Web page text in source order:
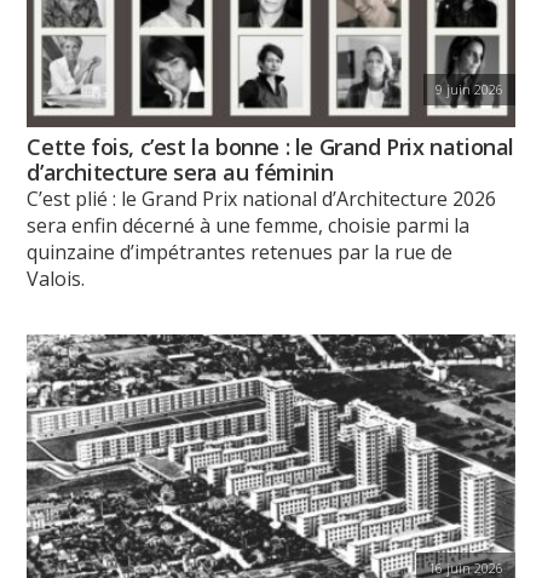
9 juin 2026
Cette fois, c’est la bonne : le Grand Prix national
d’architecture sera au féminin
C’est plié : le Grand Prix national d’Architecture 2026
sera enfin décerné à une femme, choisie parmi la
quinzaine d’impétrantes retenues par la rue de
Valois.
16 juin 2026